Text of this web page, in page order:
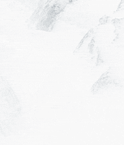
Gitschberg Jochtal